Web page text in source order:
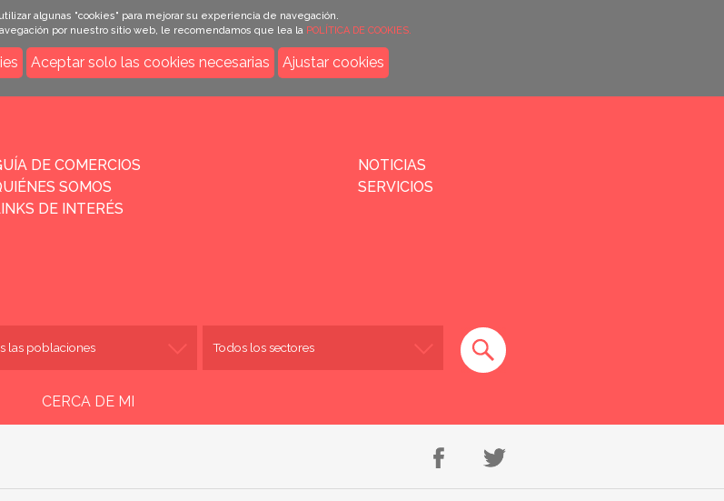
algunas "cookies" para mejorar su experiencia de navegación.
por nuestro sitio web, le recomendamos que lea la POLÍTICA DE COOKIES.
Aceptar solo las cookies necesarias Ajustar cookies
DE COMERCIOS
NOTICIAS
SOMOS
SERVICIOS
DE INTERÉS
CERCA DE MI